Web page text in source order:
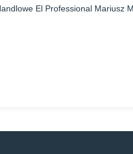
El Professional Mariusz